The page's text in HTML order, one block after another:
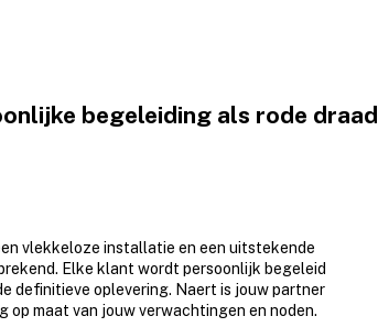
begeleiding als rode draad
vlekkeloze installatie en een uitstekende
Elke klant wordt persoonlijk begeleid
definitieve oplevering. Naert is jouw partner
op maat van jouw verwachtingen en noden.